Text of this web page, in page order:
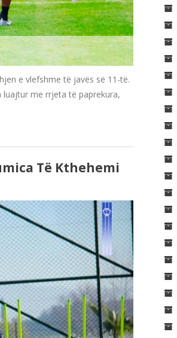
e vlefshme të javës së 11-të.
luajtur me rrjeta të paprekura,
Të Kthehemi